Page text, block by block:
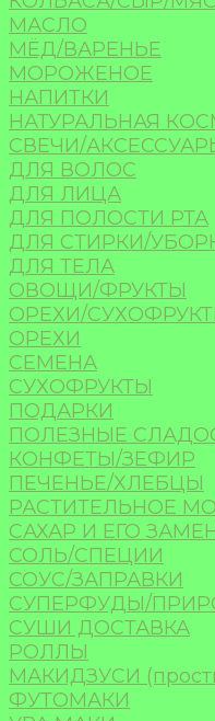
МАСЛО
МЁД/ВАРЕНЬЕ
МОРОЖЕНОЕ
НАПИТКИ
НАТУРАЛЬНАЯ
СВЕЧИ/
ДЛЯ ВОЛОС
ДЛЯ ЛИЦА
ДЛЯ ПОЛОСТИ РТА
ДЛЯ СТИРКИ/
ДЛЯ ТЕЛА
ОВОЩИ/ФРУКТЫ
ОРЕХИ/
ОРЕХИ
СЕМЕНА
СУХОФРУКТЫ
ПОДАРКИ
ПОЛЕЗНЫЕ
КОНФЕТЫ/ЗЕФИР
ПЕЧЕНЬЕ/ХЛЕБЦЫ
РАСТИТЕЛЬНОЕ
САХАР И ЕГО
СОЛЬ/СПЕЦИИ
СОУС/ЗАПРАВКИ
СУПЕРФУДЫ/
СУШИ ДОСТАВКА
РОЛЛЫ
МАКИДЗУСИ
ФУТОМАКИ